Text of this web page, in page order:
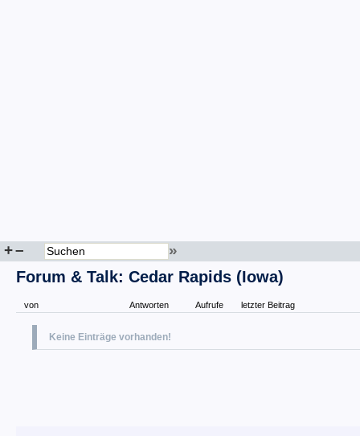
+– »
Forum & Talk: Cedar Rapids (Iowa)
von Antworten Aufrufe letzter Beitrag
Keine Einträge vorhanden!